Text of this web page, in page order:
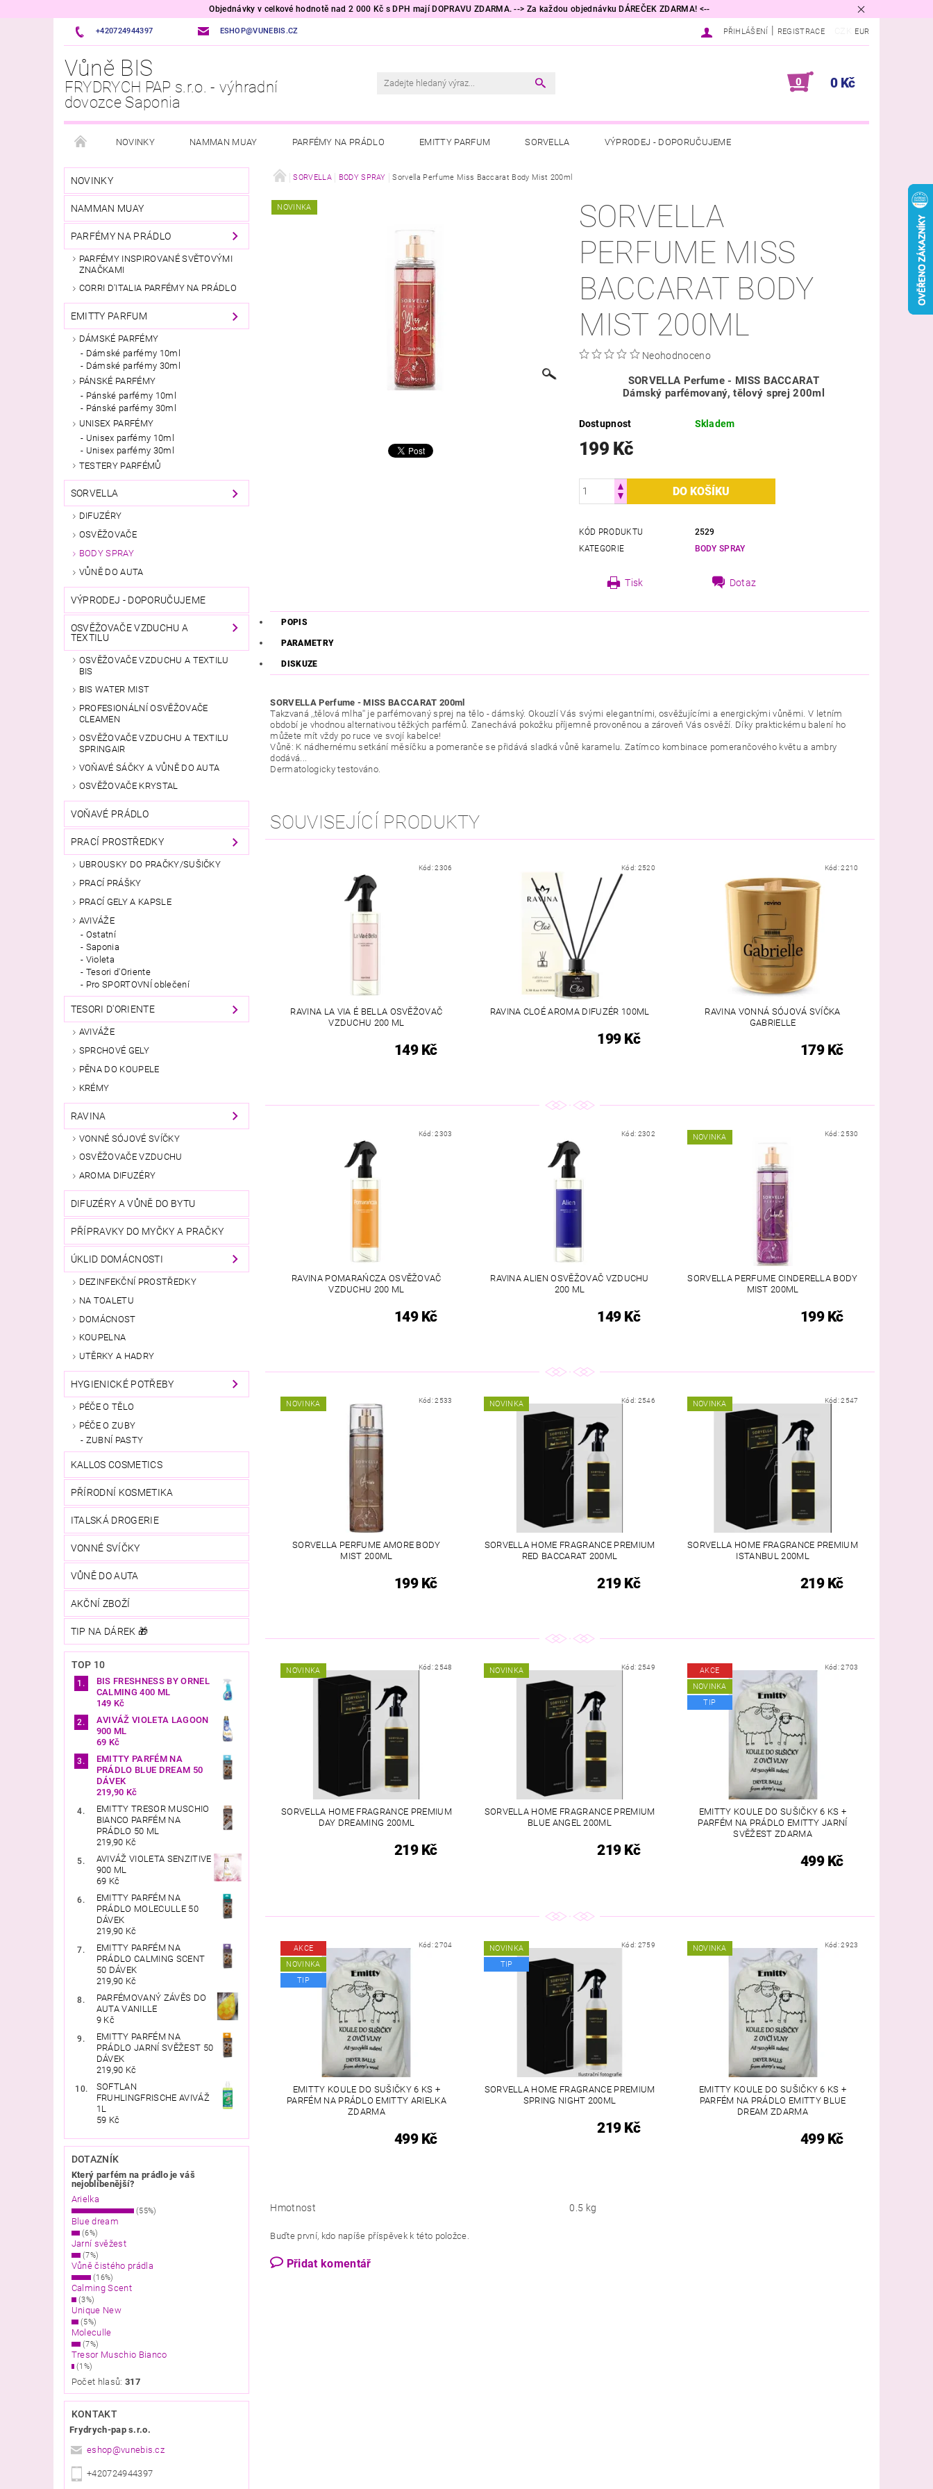
Objednávky v celkové hodnotě nad 2 000 Kč s DPH mají DOPRAVU ZDARMA. --> Za každou objednávku DÁREČEK ZDARMA! <--
+420724944397 ESHOP@VUNEBIS.CZ EUR
PŘIHLÁŠENÍ REGISTRACE
Vůně BIS
FRYDRYCH PAP s.r.o. - výhradní
dovozce Saponia
0 0 Kč
NOVINKY NAMMAN MUAY PARFÉMY NA PRÁDLO EMITTY PARFUM SORVELLA VÝPRODEJ - DOPORUČUJEME
OSVĚŽOVAČE VZDUCHU A TEXTILU VOŇAVÉ PRÁDLO PRACÍ PROSTŘEDKY TESORI D'ORIENTE
PŘÍPRAVKY DO MYČKY A PRAČKY ÚKLID DOMÁCNOSTI KALLOS COSMETICS PŘÍRODNÍ KOSMETIKA
ITALSKÁ DROGERIE VONNÉ SVÍČKY OBCHODNÍ PODMÍNKY KONTAKTY
VELKOOBCHOD
NOVINKY
NAMMAN MUAY
PARFÉMY NA PRÁDLO
PARFÉMY INSPIROVANÉ SVĚTOVÝMI
ZNAČKAMI
CORRI D'ITALIA PARFÉMY NA PRÁDLO
EMITTY PARFUM
DÁMSKÉ PARFÉMY
Dámské parfémy 10ml
Dámské parfémy 30ml
PÁNSKÉ PARFÉMY
Pánské parfémy 10ml
Pánské parfémy 30ml
UNISEX PARFÉMY
Unisex parfémy 10ml
Unisex parfémy 30ml
TESTERY PARFÉMŮ
SORVELLA
DIFUZÉRY
OSVĚŽOVAČE
BODY SPRAY
VŮNĚ DO AUTA
VÝPRODEJ - DOPORUČUJEME
OSVĚŽOVAČE VZDUCHU A
TEXTILU
OSVĚŽOVAČE VZDUCHU A TEXTILU
BIS
BIS WATER MIST
PROFESIONÁLNÍ OSVĚŽOVAČE
CLEAMEN
OSVĚŽOVAČE VZDUCHU A TEXTILU
SPRINGAIR
VOŇAVÉ SÁČKY A VŮNĚ DO AUTA
OSVĚŽOVAČE KRYSTAL
VOŇAVÉ PRÁDLO
PRACÍ PROSTŘEDKY
UBROUSKY DO PRAČKY/SUŠIČKY
PRACÍ PRÁŠKY
PRACÍ GELY A KAPSLE
AVIVÁŽE
Ostatní
Saponia
Violeta
Tesori d'Oriente
Pro SPORTOVNÍ oblečení
TESORI D'ORIENTE
AVIVÁŽE
SPRCHOVÉ GELY
PĚNA DO KOUPELE
KRÉMY
RAVINA
VONNÉ SÓJOVÉ SVÍČKY
OSVĚŽOVAČE VZDUCHU
AROMA DIFUZÉRY
DIFUZÉRY A VŮNĚ DO BYTU
PŘÍPRAVKY DO MYČKY A PRAČKY
ÚKLID DOMÁCNOSTI
DEZINFEKČNÍ PROSTŘEDKY
NA TOALETU
DOMÁCNOST
KOUPELNA
UTĚRKY A HADRY
HYGIENICKÉ POTŘEBY
PÉČE O TĚLO
PÉČE O ZUBY
ZUBNÍ PASTY
KALLOS COSMETICS
PŘÍRODNÍ KOSMETIKA
ITALSKÁ DROGERIE
VONNÉ SVÍČKY
VŮNĚ DO AUTA
AKČNÍ ZBOŽÍ
TIP NA DÁREK 🎁
TOP 10
BIS FRESHNESS BY ORNEL
CALMING 400 ML
149 Kč
AVIVÁŽ VIOLETA LAGOON
900 ML
69 Kč
EMITTY PARFÉM NA
PRÁDLO BLUE DREAM 50
DÁVEK
219,90 Kč
EMITTY TRESOR MUSCHIO
BIANCO PARFÉM NA
PRÁDLO 50 ML
219,90 Kč
AVIVÁŽ VIOLETA SENZITIVE
900 ML
69 Kč
EMITTY PARFÉM NA
PRÁDLO MOLECULLE 50
DÁVEK
219,90 Kč
EMITTY PARFÉM NA
PRÁDLO CALMING SCENT
50 DÁVEK
219,90 Kč
PARFÉMOVANÝ ZÁVĚS DO
AUTA VANILLE
9 Kč
EMITTY PARFÉM NA
PRÁDLO JARNÍ SVĚŽEST 50
DÁVEK
219,90 Kč
SOFTLAN
FRUHLINGFRISCHE AVIVÁŽ
1L
59 Kč
DOTAZNÍK
Který parfém na prádlo je váš
nejoblíbenější?
Arielka
(55%)
Blue dream
(6%)
Jarní svěžest
(7%)
Vůně čistého prádla
(16%)
Calming Scent
(3%)
Unique New
(5%)
Moleculle
(7%)
Tresor Muschio Bianco
(1%)
Počet hlasů: 317
KONTAKT
Frydrych-pap s.r.o.
eshop@vunebis.cz
+420724944397
SORVELLA BODY SPRAY Sorvella Perfume Miss Baccarat Body Mist 200ml
NOVINKA
SORVELLA
PERFUME MISS
BACCARAT BODY
MIST 200ML
Neohodnoceno
SORVELLA Perfume - MISS BACCARAT
Dámský parfémovaný, tělový sprej 200ml
Dostupnost Skladem
199 Kč
KÓD PRODUKTU
2529
KATEGORIE
BODY SPRAY
Tisk Dotaz
POPIS
PARAMETRY
DISKUZE
SORVELLA Perfume - MISS BACCARAT 200ml
Takzvaná ,,tělová mlha'' je parfémovaný sprej na tělo - dámský. Okouzlí Vás svými elegantními, osvěžujícími a energickými vůněmi. V letním
období je vhodnou alternativou těžkých parfémů. Zanechává pokožku příjemně provoněnou a zároveň Vás osvěží. Díky praktickému balení ho
můžete mít vždy po ruce ve svojí kabelce!
Vůně: K nádhernému setkání měsíčku a pomeranče se přidává sladká vůně karamelu.Zatímco kombinace pomerančového květu a ambry
dodává...
Dermatologicky testováno.
SOUVISEJÍCÍ PRODUKTY
Kód:2306
RAVINA LA VIA É BELLA OSVĚŽOVAČ
VZDUCHU 200 ML
149 Kč
Kód: 2520
RAVINA CLOÉ AROMA DIFUZÉR 100ML
199 Kč
Kód:2210
RAVINA VONNÁ SÓJOVÁ SVÍČKA
GABRIELLE
179 Kč
Kód:2303
RAVINA POMARAŃCZA OSVĚŽOVAČ
VZDUCHU 200 ML
149 Kč
Kód: 2302
RAVINA ALIEN OSVĚŽOVAČ VZDUCHU
200 ML
149 Kč
NOVINKA Kód:2530
SORVELLA PERFUME CINDERELLA BODY
MIST 200ML
199 Kč
NOVINKA Kód:2533
SORVELLA PERFUME AMORE BODY
MIST 200ML
199 Kč
NOVINKA Kód: 2546
SORVELLA HOME FRAGRANCE PREMIUM
RED BACCARAT 200ML
219 Kč
NOVINKA Kód:2547
SORVELLA HOME FRAGRANCE PREMIUM
ISTANBUL 200ML
219 Kč
NOVINKA Kód:2548
SORVELLA HOME FRAGRANCE PREMIUM
DAY DREAMING 200ML
219 Kč
NOVINKA Kód: 2549
SORVELLA HOME FRAGRANCE PREMIUM
BLUE ANGEL 200ML
219 Kč
AKCE
NOVINKA
TIP
Kód:2703
EMITTY KOULE DO SUŠIČKY 6 KS +
PARFÉM NA PRÁDLO EMITTY JARNÍ
SVĚŽEST ZDARMA
499 Kč
AKCE
NOVINKA
TIP
Kód:2704
EMITTY KOULE DO SUŠIČKY 6 KS +
PARFÉM NA PRÁDLO EMITTY ARIELKA
ZDARMA
499 Kč
NOVINKA
TIP
Kód: 2759
SORVELLA HOME FRAGRANCE PREMIUM
SPRING NIGHT 200ML
219 Kč
NOVINKA Kód:2923
EMITTY KOULE DO SUŠIČKY 6 KS +
PARFÉM NA PRÁDLO EMITTY BLUE
DREAM ZDARMA
499 Kč
Hmotnost 0.5 kg
Buďte první, kdo napíše příspěvek k této položce.
Přidat komentář